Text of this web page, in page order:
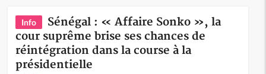
Info
Sénégal : « Affaire Sonko », la
cour suprême brise ses chances de
réintégration dans la course à la
présidentielle